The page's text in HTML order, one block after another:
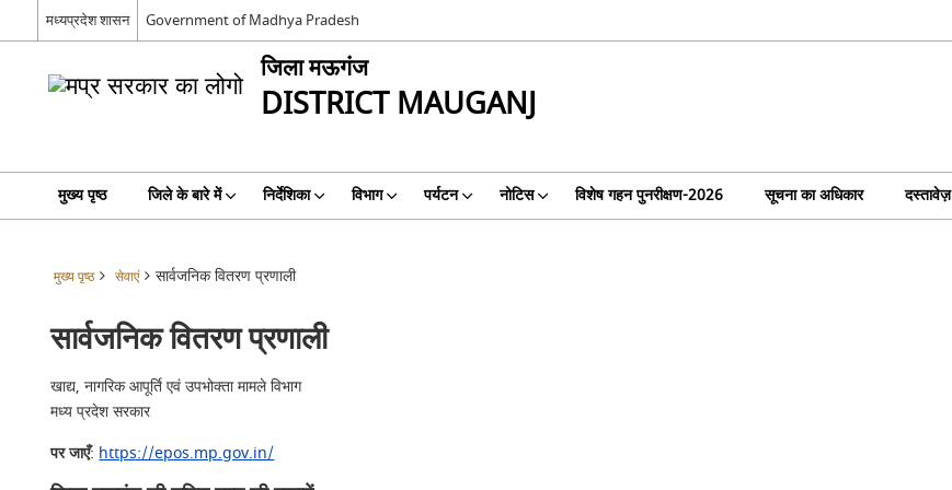
मध्यप्रदेश शासन Government of Madhya Pradesh
जिला मऊगंज
DISTRICT MAUGANJ
मुख्य पृष्ठ जिले के बारे में निर्देशिका विभाग पर्यटन नोटिस विशेष गहन पुनरीक्षण-2026 सूचना का अधिकार दस्तावेज़
मुख्य पृष्ठ सेवाएं सार्वजनिक वितरण प्रणाली
सार्वजनिक वितरण प्रणाली
खाद्य, नागरिक आपूर्ति एवं उपभोक्ता मामले विभाग
मध्य प्रदेश सरकार
पर जाएँ: https://epos.mp.gov.in/